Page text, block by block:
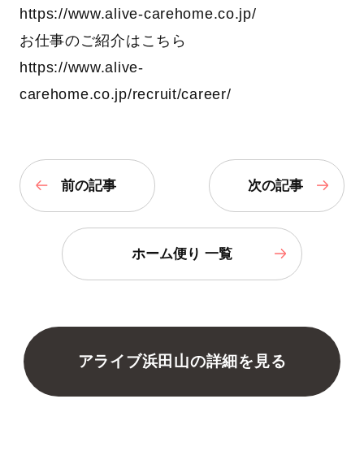
https://www.alive-carehome.co.jp/
お仕事のご紹介はこちら
https://www.alive-
carehome.co.jp/recruit/career/
前の記事 次の記事
ホーム便り 一覧
アライブ浜田山の詳細を見る